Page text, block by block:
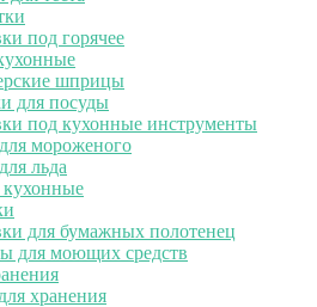
под горячее
шприцы
для посуды
под кухонные инструменты
мороженого
льда
для бумажных полотенец
для моющих средств
хранения